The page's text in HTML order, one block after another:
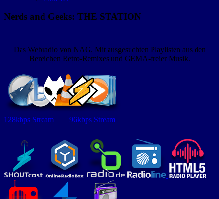
Nerds and Geeks: THE STATION
Das Webradio von NAG. Mit ausgesuchten Playlisten aus den
Bereichen Retro-Remixes und GEMA-freier Musik.
128kbps Stream 96kbps Stream